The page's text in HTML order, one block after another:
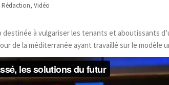
Rédaction, Vidéo
à vulgariser les tenants et aboutissants
de la méditerranée ayant travaillé sur le modèle